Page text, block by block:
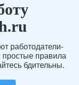
работодатели-
простые правила
бдительны.